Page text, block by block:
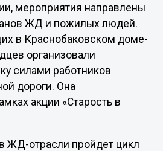
мероприятия направлены
ЖД и пожилых людей.
в Краснобаковском доме-
организовали
силами работников
дороги. Она
акции «Старость в
ЖД-отрасли пройдет цикл